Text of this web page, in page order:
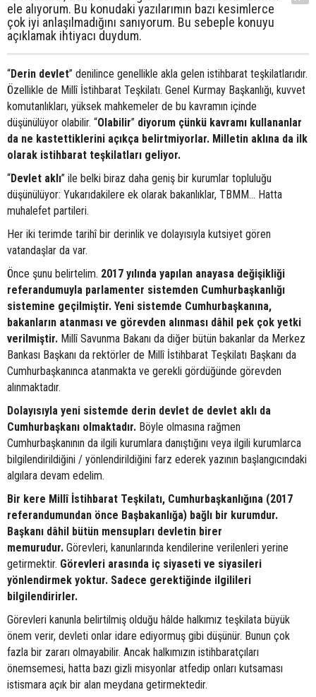
ele alıyorum. Bu konudaki yazılarımın bazı kesimlerce
çok iyi anlaşılmadığını sanıyorum. Bu sebeple konuyu
açıklamak ihtiyacı duydum.
“Derin devlet” denilince genellikle akla gelen istihbarat teşkilatlarıdır.
Özellikle de Millî İstihbarat Teşkilatı. Genel Kurmay Başkanlığı, kuvvet
komutanlıkları, yüksek mahkemeler de bu kavramın içinde
düşünülüyor olabilir. “Olabilir” diyorum çünkü kavramı kullananlar
da ne kastettiklerini açıkça belirtmiyorlar. Milletin aklına da ilk
olarak istihbarat teşkilatları geliyor.
“Devlet aklı” ile belki biraz daha geniş bir kurumlar topluluğu
düşünülüyor: Yukarıdakilere ek olarak bakanlıklar, TBMM… Hatta
muhalefet partileri.
Her iki terimde tarihî bir derinlik ve dolayısıyla kutsiyet gören
vatandaşlar da var.
Önce şunu belirtelim. 2017 yılında yapılan anayasa değişikliği
referandumuyla parlamenter sistemden Cumhurbaşkanlığı
sistemine geçilmiştir. Yeni sistemde Cumhurbaşkanına,
bakanların atanması ve görevden alınması dâhil pek çok yetki
verilmiştir. Millî Savunma Bakanı da diğer bütün bakanlar da Merkez
Bankası Başkanı da rektörler de Millî İstihbarat Teşkilatı Başkanı da
Cumhurbaşkanınca atanmakta ve gerekli gördüğünde görevden
alınmaktadır.
Dolayısıyla yeni sistemde derin devlet de devlet aklı da
Cumhurbaşkanı olmaktadır. Böyle olmasına rağmen
Cumhurbaşkanının da ilgili kurumlara danıştığını veya ilgili kurumlarca
bilgilendirildiğini / yönlendirildiğini farz ederek yazının başlangıcındaki
algılara devam edelim.
Bir kere Millî İstihbarat Teşkilatı, Cumhurbaşkanlığına (2017
referandumundan önce Başbakanlığa) bağlı bir kurumdur.
Başkanı dâhil bütün mensupları devletin birer
memurudur. Görevleri, kanunlarında kendilerine verilenleri yerine
getirmektir. Görevleri arasında iç siyaseti ve siyasileri
yönlendirmek yoktur. Sadece gerektiğinde ilgilileri
bilgilendirirler.
Görevleri kanunla belirtilmiş olduğu hâlde halkımız teşkilata büyük
önem verir, devleti onlar idare ediyormuş gibi düşünür. Bunun çok
fazla bir zararı olmayabilir. Ancak halkımızın istihbaratçıları
önemsemesi, hatta bazı gizli misyonlar atfedip onları kutsaması
istismara açık bir alan meydana getirmektedir.